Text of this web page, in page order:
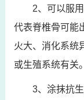
2、可以服
代表脊椎骨可能
火大、消化系统
或生殖系统有关。
3、涂抹抗